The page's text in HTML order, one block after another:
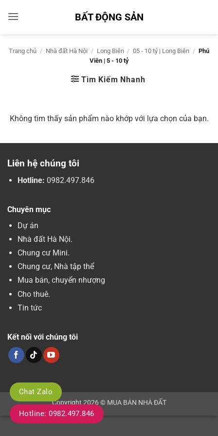
Chat Zalo
Hotline: 0982.497.846
qua
BẤT ĐỘNG SẢN
Trang chủ / Nhà đất Hà Nội / Long Biên / 05 - 10 tỷ | Long Biên / Phú
Viên | 5 - 10 tỷ
Tìm Kiếm Nhanh
Không tìm thấy sản phẩm nào khớp với lựa chọn của bạn.
Liên hệ chúng tôi
Hotline: 0982.497.846
Chuyên mục
Dự án
Nhà đất Hà Nội.
Chung cư Mini.
Chung cư, Nhà tập thể
Mua bán, chuyển nhượng
Cho thuê.
Tin tức
Kết nối với chúng tôi
Copyright 2026 © MUA BÁN NHÀ ĐẤT